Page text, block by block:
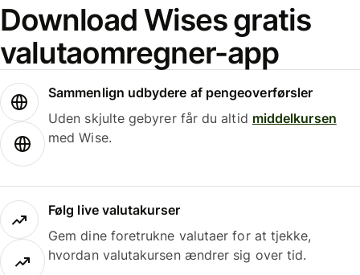
Download Wises gratis
valutaomregner-app
Sammenlign udbydere af pengeoverførsler
Uden skjulte gebyrer får du altid middelkursen
med Wise.
Følg live valutakurser
Gem dine foretrukne valutaer for at tjekke,
hvordan valutakursen ændrer sig over tid.